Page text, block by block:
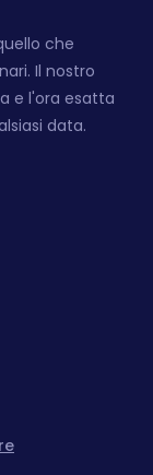
che
Il nostro
e l'ora esatta
data.